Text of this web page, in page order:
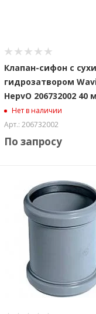
Клапан-сифон с
гидрозатвором
HepvO 206732002 40
Нет в наличии
Арт.: 206732002
По запросу